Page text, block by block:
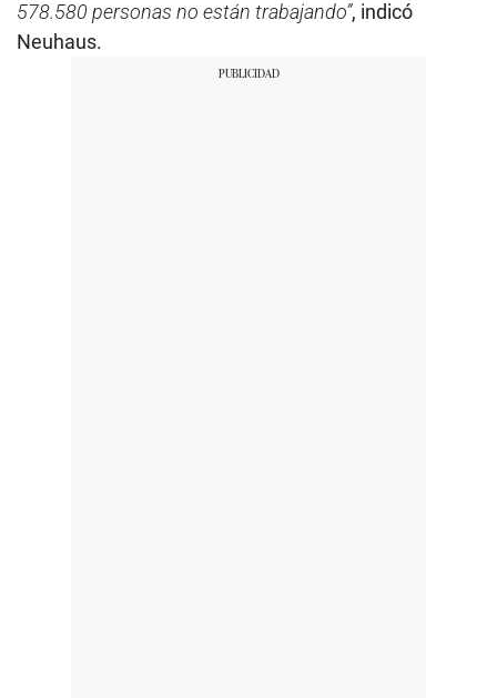
578.580 personas no están trabajando”, indicó
Neuhaus.